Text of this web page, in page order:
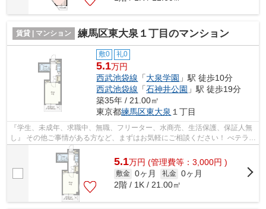
賃貸 | マンション 練馬区東大泉１丁目のマンション
敷0 礼0
5.1万円
西武池袋線 「大泉学園 」駅 徒歩10分
西武池袋線 「石神井公園 」駅 徒歩19分
築35年 / 21.00㎡
東京都練馬区東大泉 １丁目
『学生、未成年、求職中、無職、フリーター、水商売、生活保護、保証人無
し』 その他ご事情がある方など、まずはお気軽にご相談ください！ べテラン
スタッフが対応致しますのでご希望...
5.1万円 (管理費等：3,000円 )
敷金 0ヶ月 礼金 0ヶ月
2階 / 1K / 21.00㎡